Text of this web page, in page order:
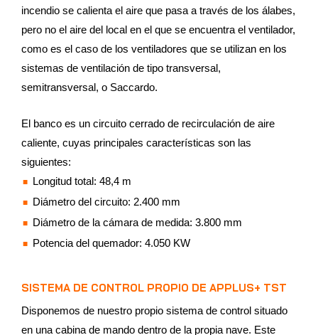
incendio se calienta el aire que pasa a través de los álabes,
pero no el aire del local en el que se encuentra el ventilador,
como es el caso de los ventiladores que se utilizan en los
sistemas de ventilación de tipo transversal,
semitransversal, o Saccardo.
El banco es un circuito cerrado de recirculación de aire
caliente, cuyas principales características son las
siguientes:
Longitud total: 48,4 m
Diámetro del circuito: 2.400 mm
Diámetro de la cámara de medida: 3.800 mm
Potencia del quemador: 4.050 KW
SISTEMA DE CONTROL PROPIO DE APPLUS+ TST
Disponemos de nuestro propio sistema de control situado
en una cabina de mando dentro de la propia nave. Este